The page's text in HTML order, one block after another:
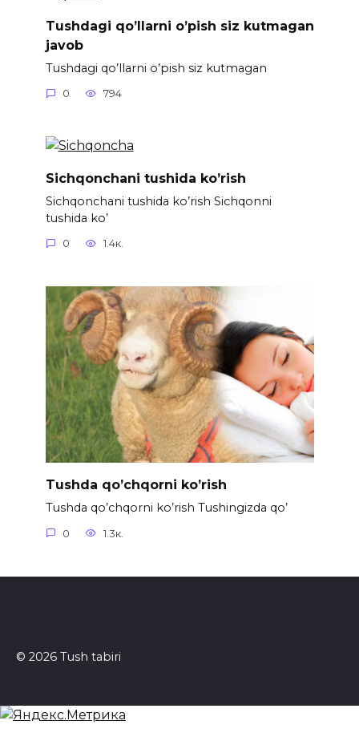
Tushdagi qo’llarni o’pish siz kutmagan
javob
Tushdagi qo’llarni o’pish siz kutmagan
0 794
Sichqonchani tushida ko’rish
Sichqonchani tushida ko’rish Sichqonni
tushida ko’
0 1.4к.
Tushda qo’chqorni ko’rish
Tushda qo’chqorni ko’rish Tushingizda qo’
0 1.3к.
© 2026 Tush tabiri